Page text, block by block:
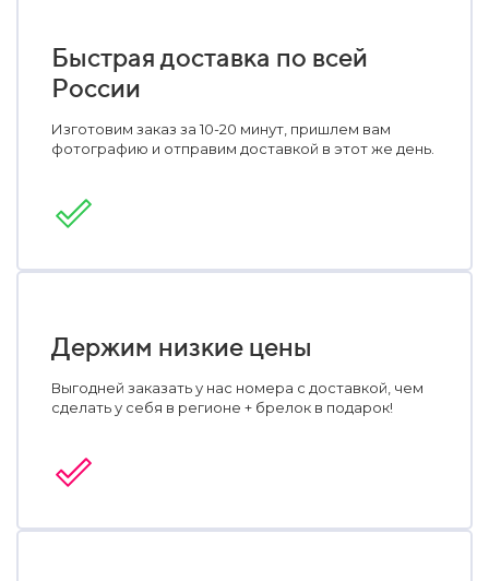
Быстрая доставка по всей
России
Изготовим заказ за 10-20 минут, пришлем вам
фотографию и отправим доставкой в этот же день.
Держим низкие цены
Выгодней заказать у нас номера с доставкой, чем
сделать у себя в регионе + брелок в подарок!